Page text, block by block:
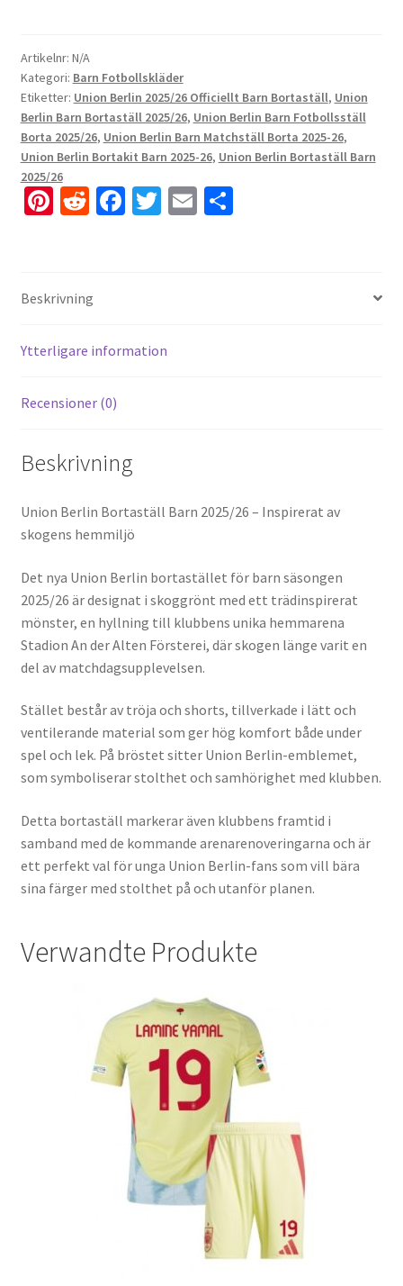
Artikelnr: N/A
Kategori: Barn Fotbollskläder
Etiketter: Union Berlin 2025/26 Officiellt Barn Bortaställ, Union
Berlin Barn Bortaställ 2025/26, Union Berlin Barn Fotbollsställ
Borta 2025/26, Union Berlin Barn Matchställ Borta 2025-26,
Union Berlin Bortakit Barn 2025-26, Union Berlin Bortaställ Barn
2025/26
Pi
es
t
R
di
t
Fa
k
T E D
Beskrivning
Ytterligare information
Recensioner (0)
Beskrivning
Union Berlin Bortaställ Barn 2025/26 – Inspirerat av
skogens hemmiljö
Det nya Union Berlin bortastället för barn säsongen
2025/26 är designat i skoggrönt med ett trädinspirerat
mönster, en hyllning till klubbens unika hemmarena
Stadion An der Alten Försterei, där skogen länge varit en
del av matchdagsupplevelsen.
Stället består av tröja och shorts, tillverkade i lätt och
ventilerande material som ger hög komfort både under
spel och lek. På bröstet sitter Union Berlin-emblemet,
som symboliserar stolthet och samhörighet med klubben.
Detta bortaställ markerar även klubbens framtid i
samband med de kommande arenarenoveringarna och är
ett perfekt val för unga Union Berlin-fans som vill bära
sina färger med stolthet på och utanför planen.
Verwandte Produkte